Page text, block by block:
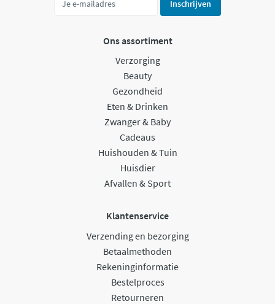
Inschrijven
Ons assortiment
Verzorging
Beauty
Gezondheid
Eten & Drinken
Zwanger & Baby
Cadeaus
Huishouden & Tuin
Huisdier
Afvallen & Sport
Klantenservice
Verzending en bezorging
Betaalmethoden
Rekeninginformatie
Bestelproces
Retourneren